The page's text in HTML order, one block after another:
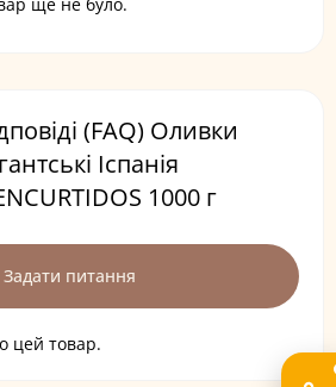
(FAQ) Оливки
Іспанія
1000 г
Задати питання
цей товар.